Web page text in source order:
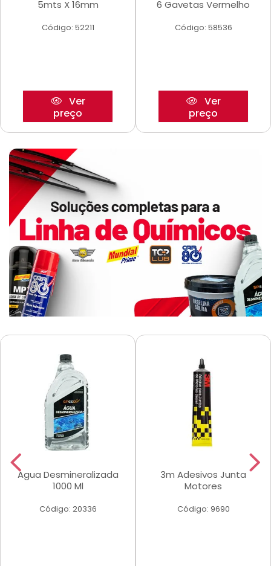
5mts X 16mm
Código: 52211
Ver
preço
6 Gavetas Vermelho
Código: 58536
Ver
preço
Agua Desmineralizada
1000 Ml
Código: 20336
3m Adesivos Junta
Motores
Código: 9690